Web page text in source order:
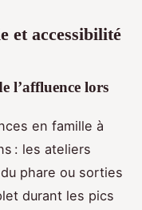
et accessibilité
l’affluence lors
en famille à
: les ateliers
phare ou sorties
durant les pics